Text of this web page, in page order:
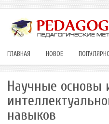
ГЛАВНАЯ НОВОЕ
Научные основы
навыков